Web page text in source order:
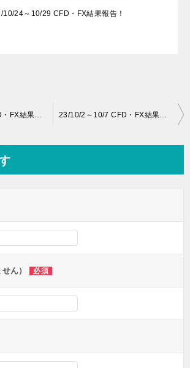
10/24～10/29 CFD・FX結果報告！
23/9/18～9/23 CFD・FX結果報告！ 23/10/2～10/7 CFD・FX結果報告！
ん） 必須